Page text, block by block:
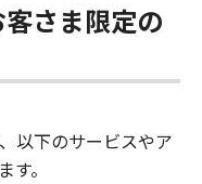
さま限定の
以下のサービスやア
。